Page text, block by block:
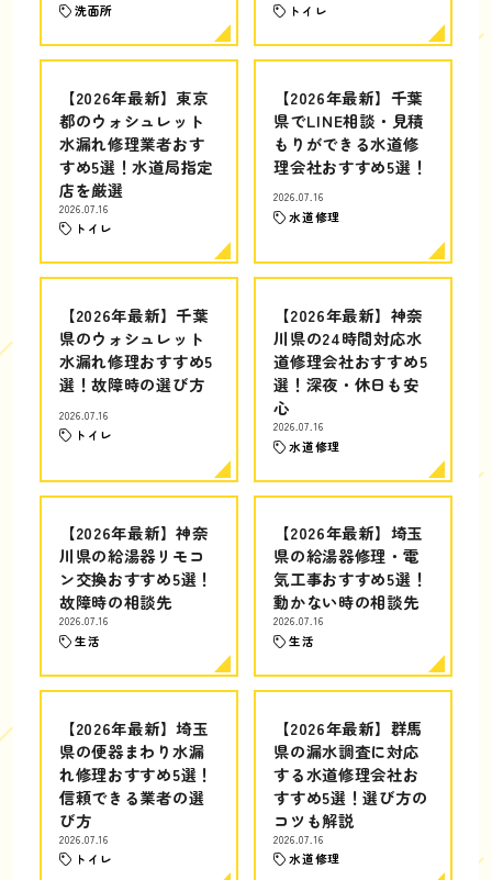
洗面所 トイレ
【2026年最新】東京
都のウォシュレット
水漏れ修理業者おす
すめ5選！水道局指定
店を厳選
2026.07.16
トイレ
【2026年最新】千葉
県でLINE相談・見積
もりができる水道修
理会社おすすめ5選！
2026.07.16
水道修理
【2026年最新】千葉
県のウォシュレット
水漏れ修理おすすめ5
選！故障時の選び方
2026.07.16
トイレ
【2026年最新】神奈
川県の24時間対応水
道修理会社おすすめ5
選！深夜・休日も安
心
2026.07.16
水道修理
【2026年最新】神奈
川県の給湯器リモコ
ン交換おすすめ5選！
故障時の相談先
2026.07.16
生活
【2026年最新】埼玉
県の給湯器修理・電
気工事おすすめ5選！
動かない時の相談先
2026.07.16
生活
【2026年最新】埼玉
県の便器まわり水漏
れ修理おすすめ5選！
信頼できる業者の選
び方
2026.07.16
トイレ
【2026年最新】群馬
県の漏水調査に対応
する水道修理会社お
すすめ5選！選び方の
コツも解説
2026.07.16
水道修理